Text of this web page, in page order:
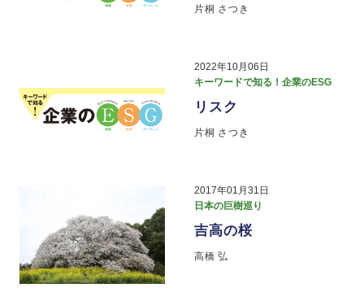
片桐 さつき
2022年10月06日
キーワードで知る！企業のESG
リスク
片桐 さつき
2017年01月31日
日本の巨樹巡り
吉高の桜
高橋 弘